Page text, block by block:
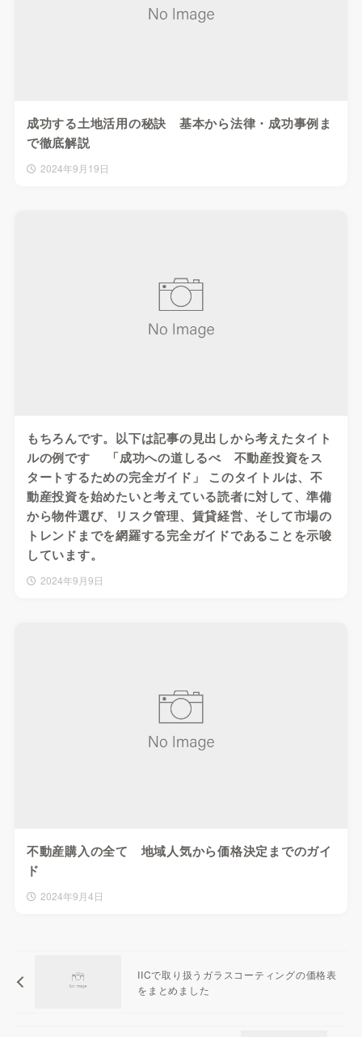
成功する土地活用の秘訣 基本から法律・成功事例ま
で徹底解説
2024年9月19日
もちろんです。以下は記事の見出しから考えたタイト
ルの例です 「成功への道しるべ 不動産投資をス
タートするための完全ガイド」 このタイトルは、不
動産投資を始めたいと考えている読者に対して、準備
から物件選び、リスク管理、賃貸経営、そして市場の
トレンドまでを網羅する完全ガイドであることを示唆
しています。
2024年9月9日
不動産購入の全て 地域人気から価格決定までのガイ
ド
2024年9月4日
IICで取り扱うガラスコーティングの価格表
をまとめました